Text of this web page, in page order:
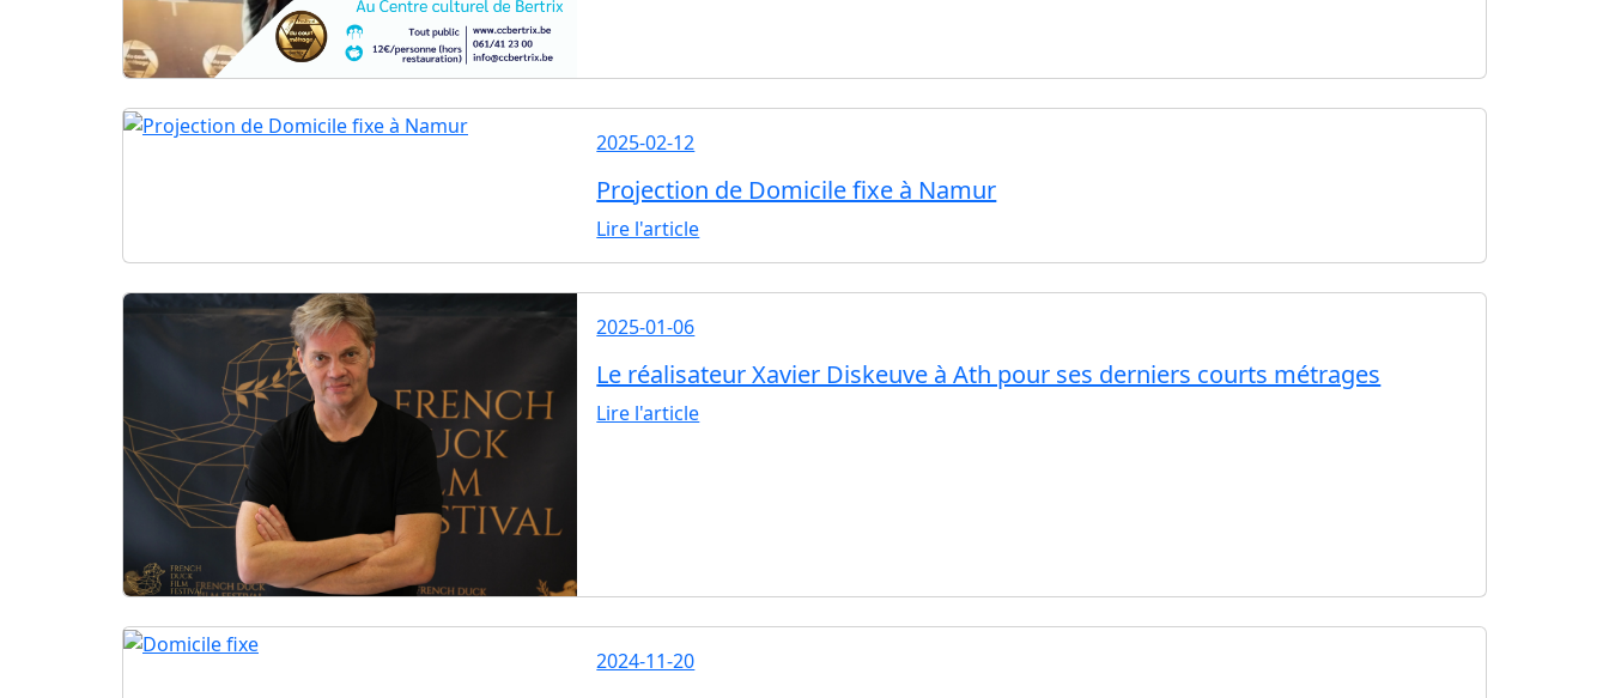
2025-02-12
Projection de Domicile fixe à Namur
Lire l'article
2025-01-06
Le réalisateur Xavier Diskeuve à Ath pour ses derniers courts métrages
Lire l'article
2024-11-20